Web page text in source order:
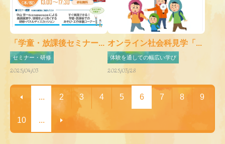
「学童・放課後セミナー...
セミナー・研修
2025/04/03
オンライン社会科見学「...
体験を通しての幅広い学び
2025/03/28
... 2 3 4 5 6 7 8 9
10 ...